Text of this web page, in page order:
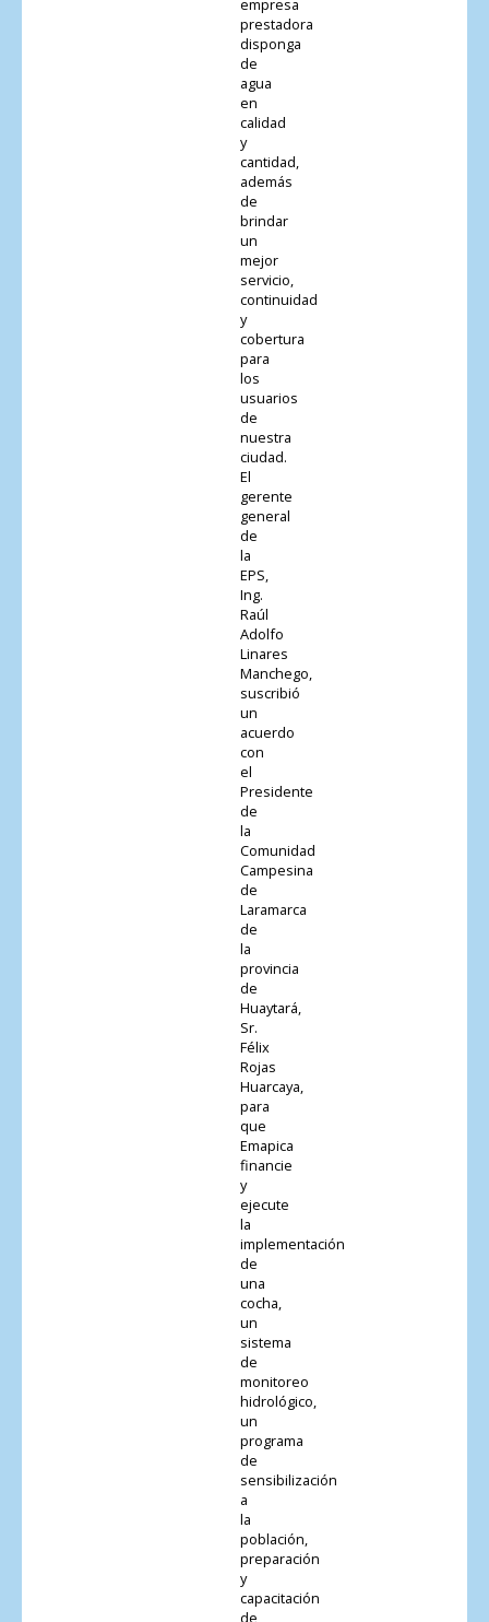
empresa
prestadora
disponga
de
agua
en
calidad
y
cantidad,
además
de
brindar
un
mejor
servicio,
continuidad
y
cobertura
para
los
usuarios
de
nuestra
ciudad.
El
gerente
general
de
la
EPS,
Ing.
Raúl
Adolfo
Linares
Manchego,
suscribió
un
acuerdo
con
el
Presidente
de
la
Comunidad
Campesina
de
Laramarca
de
la
provincia
de
Huaytará,
Sr.
Félix
Rojas
Huarcaya,
para
que
Emapica
financie
y
ejecute
la
implementación
de
una
cocha,
un
sistema
de
monitoreo
hidrológico,
un
programa
de
sensibilización
a
la
población,
preparación
y
capacitación
de